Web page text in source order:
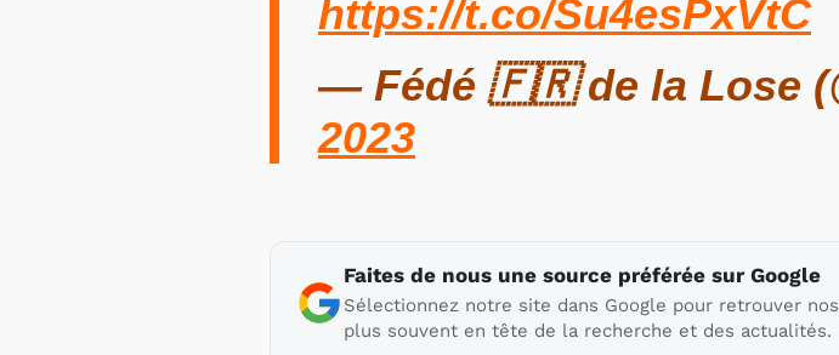
https://t.co/Su4esPxVtC
— Fédé 🇫🇷 de la Lose
2023
Faites de nous une source préférée sur Google
Sélectionnez notre site dans Google pour retrouver
plus souvent en tête de la recherche et des actualités.